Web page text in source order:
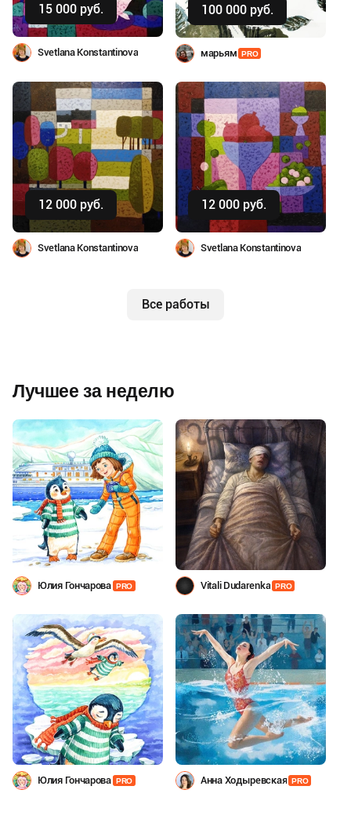
15 000 руб.
Svetlana Konstantinova
100 000 руб.
марьям PRO
12 000 руб.
Купить
Svetlana Konstantinova
12 000 руб.
Купить
Svetlana Konstantinova
Все работы
Лучшее за неделю
Юлия Гончарова PRO Vitali Dudarenka PRO
Юлия Гончарова PRO Анна Ходыревская PRO